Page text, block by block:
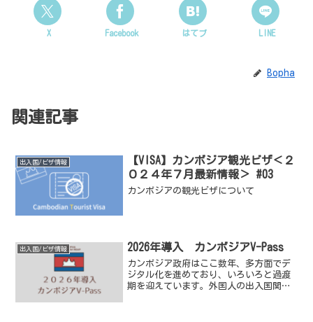
X Facebook はてブ LINE
Bopha
関連記事
出入国/ビザ情報
【VISA】カンボジア観光ビザ＜２
０２４年７月最新情報＞ #03
カンボジアの観光ビザについて
出入国/ビザ情報 2026年導入 カンボジアV-Pass
カンボジア政府はここ数年、多方面でデ
ジタル化を進めており、いろいろと過渡
期を迎えています。外国人の出入国関係